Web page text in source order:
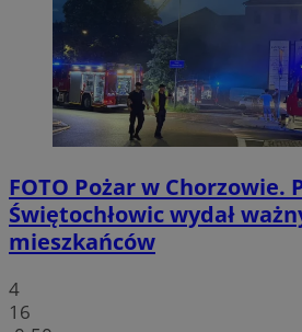
FOTO Pożar w Chorzowie.
Świętochłowic wydał
mieszkańców
4
16